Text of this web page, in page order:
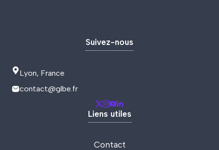
Suivez-nous
Lyon, France
contact@glbe.fr
Liens utiles
Contact